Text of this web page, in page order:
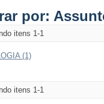
por:
itens 1-1
(1)
itens 1-1